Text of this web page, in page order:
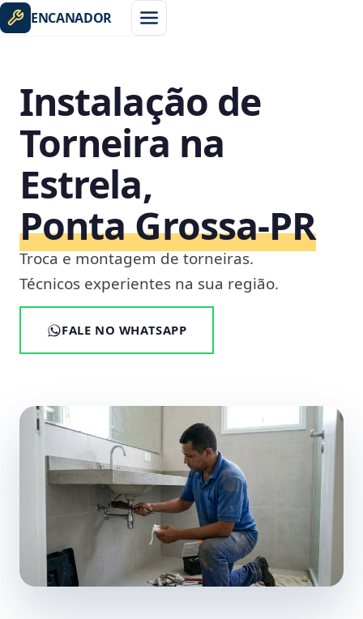
ENCANADOR
Instalação de
Torneira na
Estrela,
Ponta Grossa‑PR
Troca e montagem de torneiras.
Técnicos experientes na sua região.
FALE NO WHATSAPP